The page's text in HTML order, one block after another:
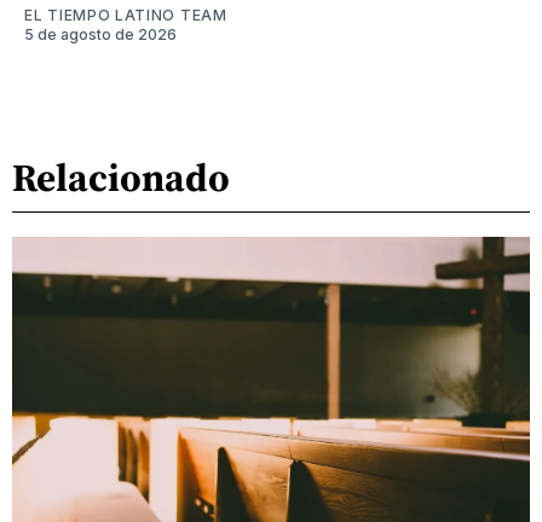
EL TIEMPO LATINO TEAM
5 de agosto de 2026
Relacionado